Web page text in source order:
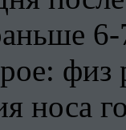
физ
носа